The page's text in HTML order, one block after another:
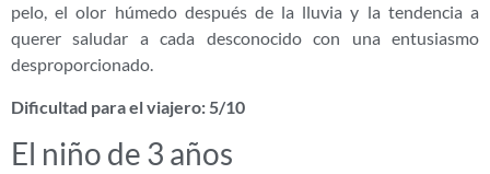
pelo, el olor húmedo después de la lluvia y la tendencia a
querer saludar a cada desconocido con una entusiasmo
desproporcionado.
Dificultad para el viajero: 5/10
El niño de 3 años